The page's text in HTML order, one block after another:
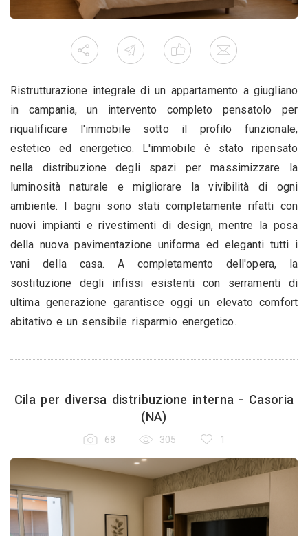
Ristrutturazione integrale di un appartamento a giugliano
in campania, un intervento completo pensatolo per
riqualificare l'immobile sotto il profilo funzionale,
estetico ed energetico. L'immobile è stato ripensato
nella distribuzione degli spazi per massimizzare la
luminosità naturale e migliorare la vivibilità di ogni
ambiente. I bagni sono stati completamente rifatti con
nuovi impianti e rivestimenti di design, mentre la posa
della nuova pavimentazione uniforma ed eleganti tutti i
vani della casa. A completamento dell'opera, la
sostituzione degli infissi esistenti con serramenti di
ultima generazione garantisce oggi un elevato comfort
abitativo e un sensibile risparmio energetico.
Cila per diversa distribuzione interna - Casoria
(NA)
68 305 1